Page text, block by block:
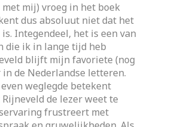
mij) vroeg in het boek
dus absoluut niet dat het
Integendeel, het is een van
die ik in lange tijd heb
blijft mijn favoriete (nog
de Nederlandse letteren.
weglegde betekent
de lezer weet te
frustreert met